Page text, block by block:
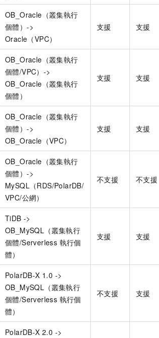
OB_Oracle（叢集執行
個體）->
Oracle（VPC）
支援 支援
OB_Oracle（叢集執行
個體/VPC）->
OB_Oracle（叢集執行
個體）
支援 支援
OB_Oracle（叢集執行
個體）->
OB_Oracle（VPC）
支援 支援
OB_Oracle（叢集執行
個體）->
MySQL（RDS/PolarDB/
VPC/公網）
不支援 不支援
TiDB ->
OB_MySQL（叢集執行
個體/Serverless 執行個
體）
支援 支援
PolarDB-X 1.0 ->
OB_MySQL（叢集執行
個體/Serverless 執行個
體）
不支援 支援
PolarDB-X 2.0 ->